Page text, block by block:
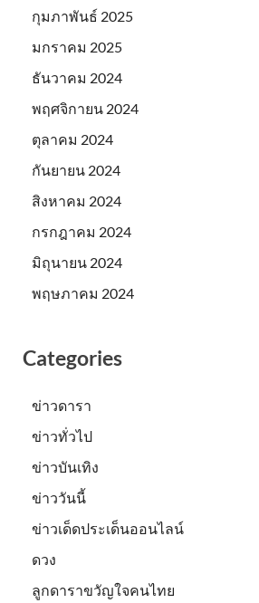
กุมภาพันธ์ 2025
มกราคม 2025
ธันวาคม 2024
พฤศจิกายน 2024
ตุลาคม 2024
กันยายน 2024
สิงหาคม 2024
กรกฎาคม 2024
มิถุนายน 2024
พฤษภาคม 2024
Categories
ข่าวดารา
ข่าวทั่วไป
ข่าวบันเทิง
ข่าววันนี้
ข่าวเด็ดประเด็นออนไลน์
ดวง
ลูกดาราขวัญใจคนไทย